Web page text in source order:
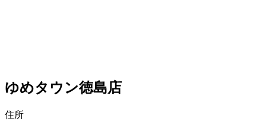
ゆめタウン徳島店
住所